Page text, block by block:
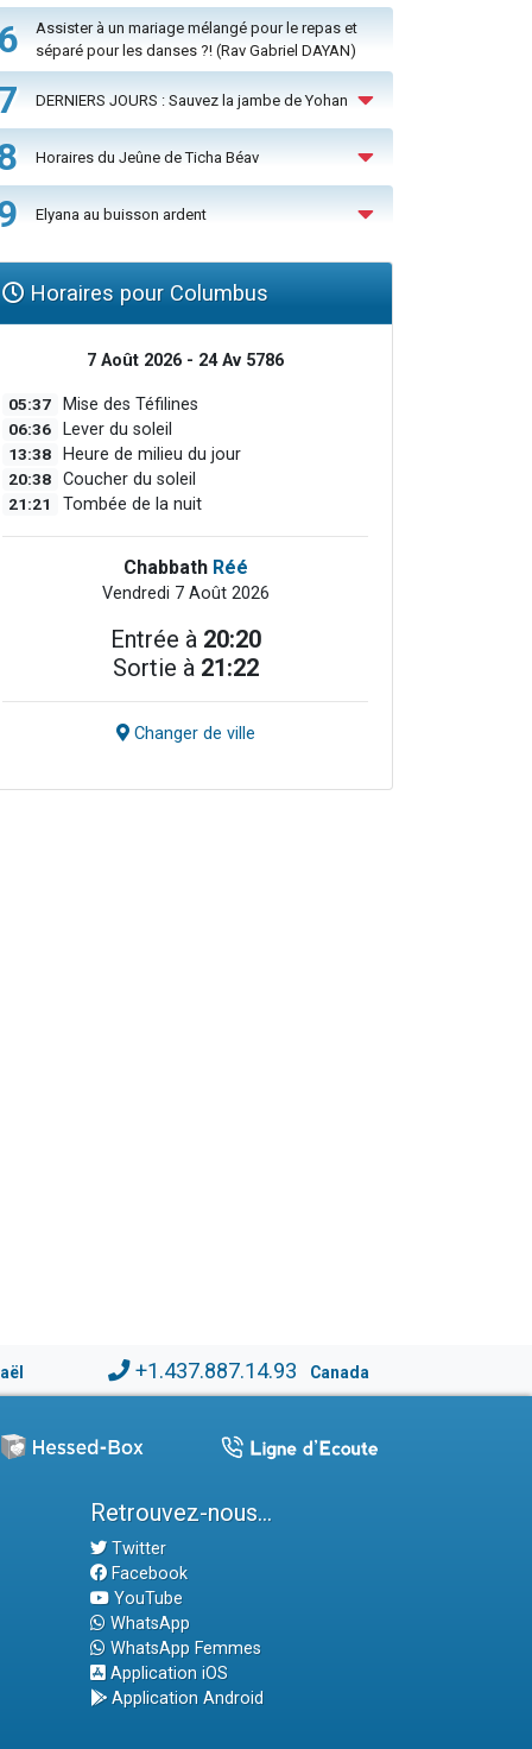
Assister à un mariage mélangé pour le repas et
séparé pour les danses ?! (Rav Gabriel DAYAN)
DERNIERS JOURS : Sauvez la jambe de Yohan
Horaires du Jeûne de Ticha Béav
Elyana au buisson ardent
Horaires pour Columbus
7 Août 2026 - 24 Av 5786
05:37 Mise des Téfilines
06:36 Lever du soleil
13:38 Heure de milieu du jour
20:38 Coucher du soleil
21:21 Tombée de la nuit
Chabbath Réé
Vendredi 7 Août 2026
Entrée à 20:20
Sortie à 21:22
Changer de ville
+1.437.887.14.93 Canada
Retrouvez-nous...
Twitter
Facebook
YouTube
WhatsApp
WhatsApp Femmes
Application iOS
Application Android